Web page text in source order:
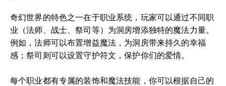
奇幻世界的特色之一在于职业系统，玩家可以通过不同职
业（法师、战士、祭司等）为洞房增添独特的魔法力量。
例如，法师可以布置增益魔法，为洞房带来持久的幸福
感；祭司则可以设置守护符文，保护你们的爱情。
每个职业都有专属的装饰和魔法技能，你可以根据自己的